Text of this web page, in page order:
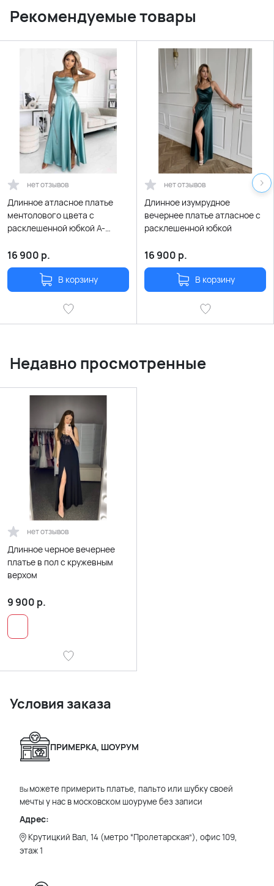
Рекомендуемые товары
нет отзывов
Длинное атласное платье
ментолового цвета с
расклешенной юбкой А-
16 900 р.
В корзину
нет отзывов
Длинное изумрудное
вечернее платье атласное с
расклешенной юбкой
16 900 р.
В корзину
Недавно просмотренные
нет отзывов
Длинное черное вечернее
платье в пол с кружевным
верхом
9 900 р.
Условия заказа
ПРИМЕРКА, ШОУРУМ
Вы можете примерить платье, пальто или шубку своей
мечты у нас в московском шоуруме без записи
Адрес:
Крутицкий Вал, 14 (метро “Пролетарская”), офис 109,
этаж 1